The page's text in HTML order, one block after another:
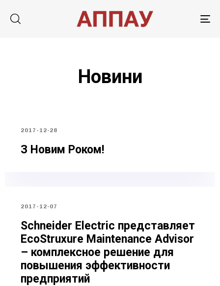
Новини
2017-12-28
З Новим Роком!
2017-12-07
Schneider Electric представляет
EcoStruxure Maintenance Advisor
– комплексное решение для
повышения эффективности
предприятий